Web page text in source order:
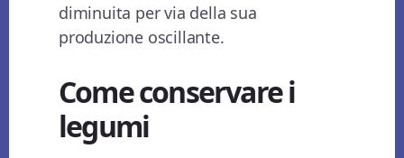
diminuita per via della sua
produzione oscillante.
Come conservare i
legumi